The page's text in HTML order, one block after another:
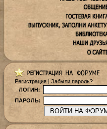
Регистрация | Забыли пароль?
ЛОГИН:
ПАРОЛЬ: